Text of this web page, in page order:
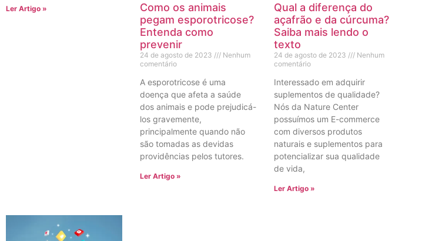
Ler Artigo »
Como os animais
pegam esporotricose?
Entenda como
prevenir
24 de agosto de 2023
Nenhum
comentário
A esporotricose é uma
doença que afeta a saúde
dos animais e pode prejudicá-
los gravemente,
principalmente quando não
são tomadas as devidas
providências pelos tutores.
Ler Artigo »
Qual a diferença do
açafrão e da cúrcuma?
Saiba mais lendo o
texto
24 de agosto de 2023
Nenhum
comentário
Interessado em adquirir
suplementos de qualidade?
Nós da Nature Center
possuímos um E-commerce
com diversos produtos
naturais e suplementos para
potencializar sua qualidade
de vida,
Ler Artigo »